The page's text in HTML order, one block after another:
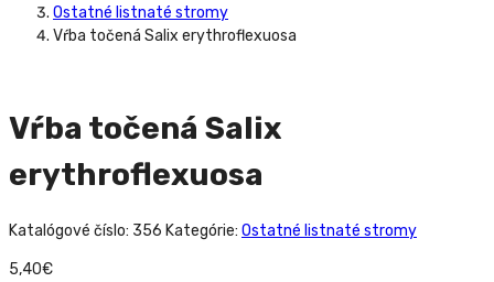
Ostatné listnaté stromy
Vŕba točená Salix erythroflexuosa
Vŕba točená Salix
erythroflexuosa
Katalógové číslo: 356 Kategórie: Ostatné listnaté stromy
5,40€